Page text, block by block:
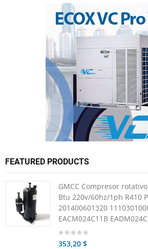
FEATURED PRODUCTS
GMCC Compresor
Btu 220v/60hz/1ph R410
201400601320
EACM024C11B
353,20 $